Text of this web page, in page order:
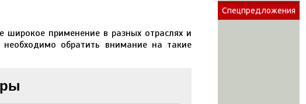
применение в разных отраслях и
необходимо обратить внимание на такие
Спецпредложения